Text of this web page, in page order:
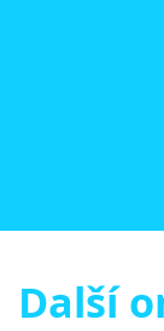
Další